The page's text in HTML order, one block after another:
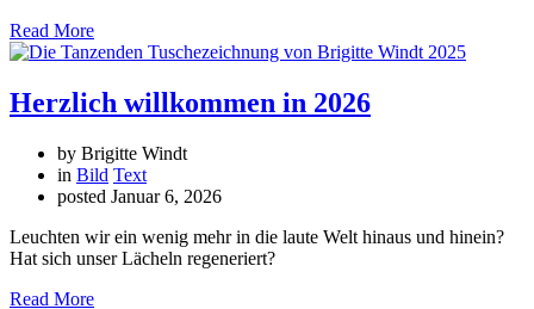
Read More
Herzlich willkommen in 2026
by Brigitte Windt
in Bild Text
posted Januar 6, 2026
Leuchten wir ein wenig mehr in die laute Welt hinaus und hinein?
Hat sich unser Lächeln regeneriert?
Read More